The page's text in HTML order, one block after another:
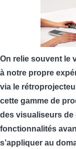
On relie souvent le
à notre propre
via le
cette gamme de
des visualiseurs de
fonctionnalités
s’appliquer au